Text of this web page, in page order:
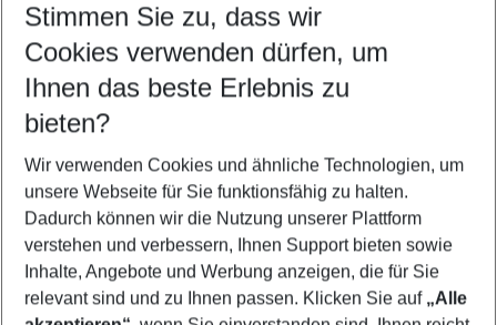
Abflughafen wählen
Beliebiger Abflughafen
Reisezeitraum wählen
08.08.26– 06.08.27 5-8 Nächte
2 Erwachsene Keine Kinder
Mehr Filter anzeigen
Stimmen Sie zu, dass wir
Cookies verwenden dürfen, um
Ihnen das beste Erlebnis zu
bieten?
Wir verwenden Cookies und ähnliche Technologien, um
unsere Webseite für Sie funktionsfähig zu halten.
Dadurch können wir die Nutzung unserer Plattform
verstehen und verbessern, Ihnen Support bieten sowie
Inhalte, Angebote und Werbung anzeigen, die für Sie
relevant sind und zu Ihnen passen. Klicken Sie auf „Alle